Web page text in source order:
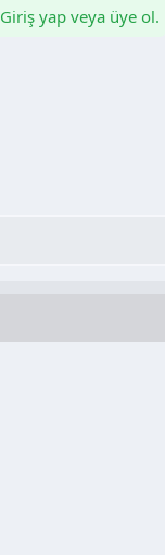
Giriş yap veya üye ol.